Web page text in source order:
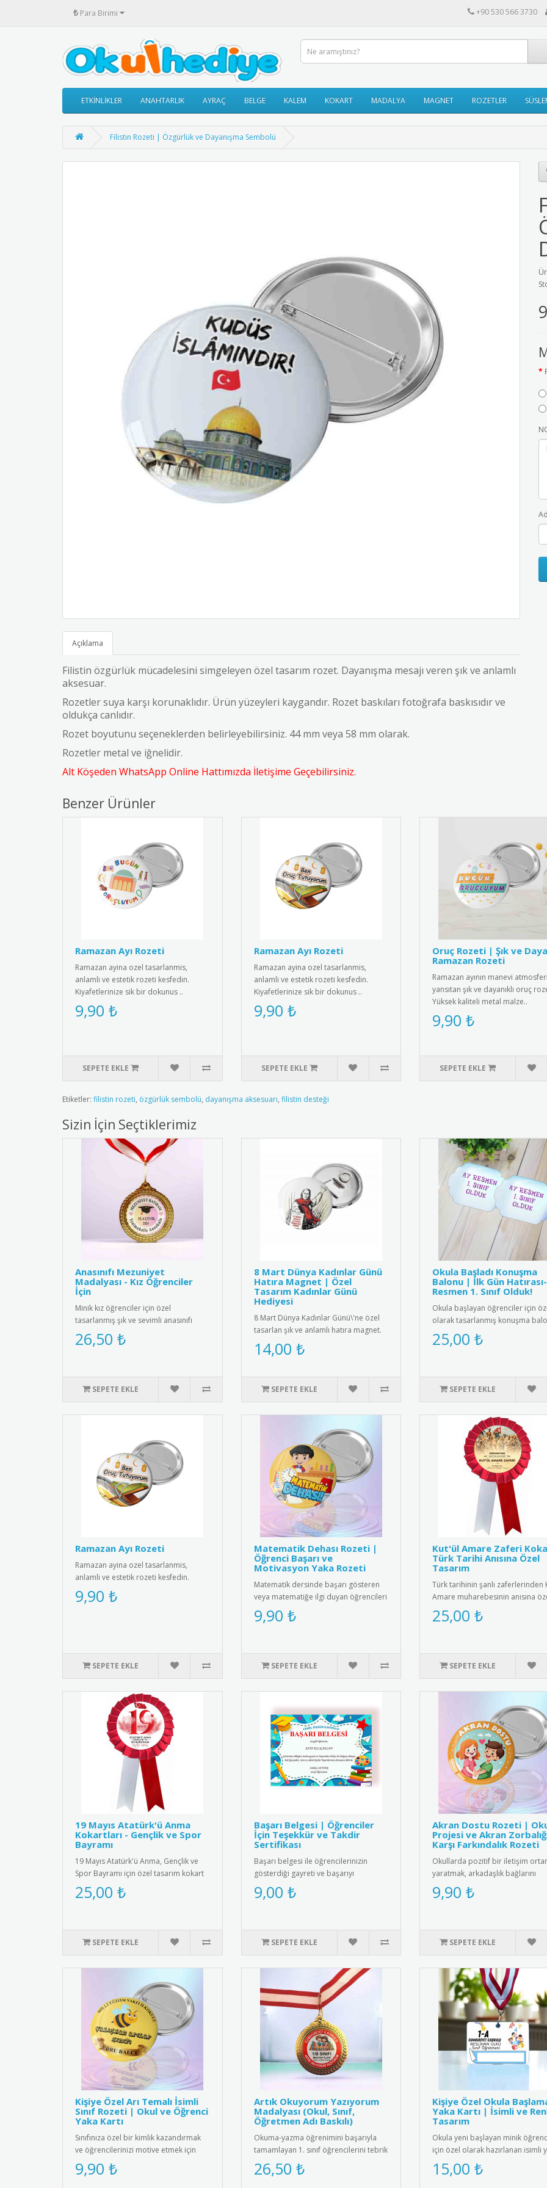
₺ Para Birimi +90 530 566 3730
ETKİNLİKLER ANAHTARLIK AYRAÇ BELGE KALEM KOKART MADALYA MAGNET ROZETLER
Filistin Rozeti | Özgürlük ve Dayanışma Sembolü
Açıklama
Filistin özgürlük mücadelesini simgeleyen özel tasarım rozet. Dayanışma mesajı veren şık ve anlamlı
aksesuar.
Rozetler suya karşı korunaklıdır. Ürün yüzeyleri kaygandır. Rozet baskıları fotoğrafa baskısıdır ve
oldukça canlıdır.
Rozet boyutunu seçeneklerden belirleyebilirsiniz. 44 mm veya 58 mm olarak.
Rozetler metal ve iğnelidir.
Alt Köşeden WhatsApp Online Hattımızda İletişime Geçebilirsiniz.
Benzer Ürünler
Ramazan Ayı Rozeti
Ramazan ayina ozel tasarlanmis,
anlamli ve estetik rozeti kesfedin.
Kiyafetlerinize sik bir dokunus ..
9,90 ₺
SEPETE EKLE
Ramazan Ayı Rozeti
Ramazan ayina ozel tasarlanmis,
anlamli ve estetik rozeti kesfedin.
Kiyafetlerinize sik bir dokunus ..
9,90 ₺
SEPETE EKLE
Oruç Rozeti | Şık ve
Ramazan Rozeti
Ramazan ayının manevi
yansıtan şık ve dayanıklı oruç
Yüksek kaliteli metal malze..
9,90 ₺
SEPETE EKLE
Etiketler: filistin rozeti, özgürlük sembolü, dayanışma aksesuarı, filistin desteği
Sizin İçin Seçtiklerimiz
Anasınıfı Mezuniyet
Madalyası - Kız Öğrenciler
İçin
Minik kız öğrenciler için özel
tasarlanmış şık ve sevimli anasınıfı
mezuniyet madalyası. Kaliteli me..
26,50 ₺
SEPETE EKLE
8 Mart Dünya Kadınlar Günü
Hatıra Magnet | Özel
Tasarım Kadınlar Günü
Hediyesi
8 Mart Dünya Kadınlar Günü\'ne özel
tasarlan şık ve anlamlı hatıra magnet.
yüksek kalite manyetik ma..
14,00 ₺
SEPETE EKLE
Okula Başladı Konuşma
Balonu | İlk Gün
Resmen 1. Sınıf Olduk!
Okula başlayan öğrenciler için
olarak tasarlanmış konuşma
Anaokulu, ilkokul 1. sınıf ve..
25,00 ₺
SEPETE EKLE
Ramazan Ayı Rozeti
Ramazan ayina ozel tasarlanmis,
anlamli ve estetik rozeti kesfedin.
Kiyafetlerinize sik bir dokunus ..
9,90 ₺
SEPETE EKLE
Matematik Dehası Rozeti |
Öğrenci Başarı ve
Motivasyon Yaka Rozeti
Matematik dersinde başarı gösteren
veya matematiğe ilgi duyan öğrencileri
motive etmenin en eğlencel..
9,90 ₺
SEPETE EKLE
Kut'ül Amare Zaferi
Türk Tarihi Anısına Özel
Tasarım
Türk tarihinin şanlı zaferlerinden
Amare muharebesinin anısına
tasarlanmış kokart. Yükse..
25,00 ₺
SEPETE EKLE
19 Mayıs Atatürk'ü Anma
Kokartları - Gençlik ve Spor
Bayramı
19 Mayıs Atatürk'ü Anma, Gençlik ve
Spor Bayramı için özel tasarım kokart
seti. Yüksek kaliteli meta..
25,00 ₺
SEPETE EKLE
Başarı Belgesi | Öğrenciler
İçin Teşekkür ve Takdir
Sertifikası
Başarı belgesi ile öğrencilerinizin
gösterdiği gayreti ve başarıyı
ödüllendirin. Eğitimde motivasyon..
9,00 ₺
SEPETE EKLE
Akran Dostu Rozeti |
Projesi ve Akran
Karşı Farkındalık Rozeti
Okullarda pozitif bir iletişim
yaratmak, arkadaşlık bağlarını
güçlendirmek ve akran zorbalığı..
9,90 ₺
SEPETE EKLE
Kişiye Özel Arı Temalı İsimli
Sınıf Rozeti | Okul ve Öğrenci
Yaka Kartı
Sınıfınıza özel bir kimlik kazandırmak
ve öğrencilerinizi motive etmek için
harika bir yol! Sevimli ..
9,90 ₺
Artık Okuyorum Yazıyorum
Madalyası (Okul, Sınıf,
Öğretmen Adı Baskılı)
Okuma-yazma öğrenimini başarıyla
tamamlayan 1. sınıf öğrencilerini tebrik
etmek için tasarlanmış öze..
26,50 ₺
Kişiye Özel Okula
Yaka Kartı | İsimli ve
Tasarım
Okula yeni başlayan minik
için özel olarak hazırlanan isimli
kartları ile okula başl..
15,00 ₺